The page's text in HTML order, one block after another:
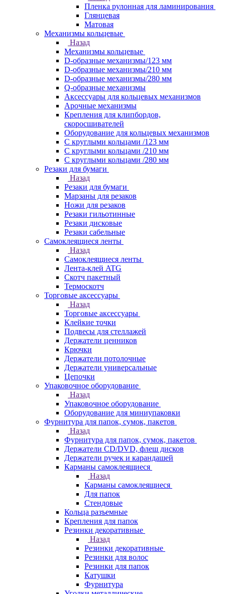
Пленка рулонная для ламинирования
Глянцевая
Матовая
Механизмы кольцевые
Назад
Механизмы кольцевые
D-образные механизмы/123 мм
D-образные механизмы/210 мм
D-образные механизмы/280 мм
Q-образные механизмы
Аксессуары для кольцевых механизмов
Арочные механизмы
Крепления для клипбордов,
скоросшивателей
Оборудование для кольцевых механизмов
С круглыми кольцами /123 мм
С круглыми кольцами /210 мм
С круглыми кольцами /280 мм
Резаки для бумаги
Назад
Резаки для бумаги
Марзаны для резаков
Ножи для резаков
Резаки гильотинные
Резаки дисковые
Резаки сабельные
Самоклеящиеся ленты
Назад
Самоклеящиеся ленты
Лента-клей ATG
Скотч пакетный
Термоскотч
Торговые аксессуары
Назад
Торговые аксессуары
Клейкие точки
Подвесы для стеллажей
Держатели ценников
Крючки
Держатели потолочные
Держатели универсальные
Цепочки
Упаковочное оборудование
Назад
Упаковочное оборудование
Оборудование для миниупаковки
Фурнитура для папок, сумок, пакетов
Назад
Фурнитура для папок, сумок, пакетов
Держатели CD/DVD, флеш дисков
Держатели ручек и карандашей
Карманы самоклеящиеся
Назад
Карманы самоклеящиеся
Для папок
Стендовые
Кольца разъемные
Крепления для папок
Резинки декоративные
Назад
Резинки декоративные
Резинки для волос
Резинки для папок
Катушки
Фурнитура